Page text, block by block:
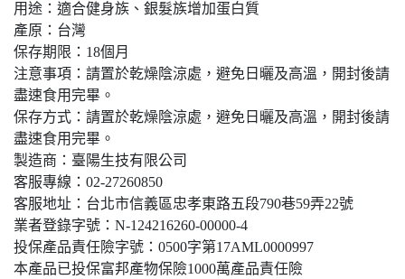
用途：適合健身族、銀髮族增加蛋白質
產原：台灣
保存期限：18個月
注意事項：請置於乾燥陰涼處，避免日曬及高溫，開封後請
盡速食用完畢。
保存方式：請置於乾燥陰涼處，避免日曬及高溫，開封後請
盡速食用完畢。
製造商：臺陽生技有限公司
客服專線：02-27260850
客服地址：台北市信義區忠孝東路五段790巷59弄22號
業者登錄字號：N-124216260-00000-4
投保產品責任險字號：0500字第17AML0000997
本產品已投保富邦產物保險1000萬產品責任險